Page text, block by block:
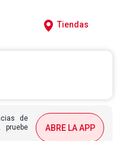
Tiendas
de
pruebe
ABRE LA APP